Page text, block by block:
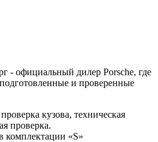
- официальный дилер Porsche, где
и проверенные
кузова, техническая
проверка.
комплектации «S»